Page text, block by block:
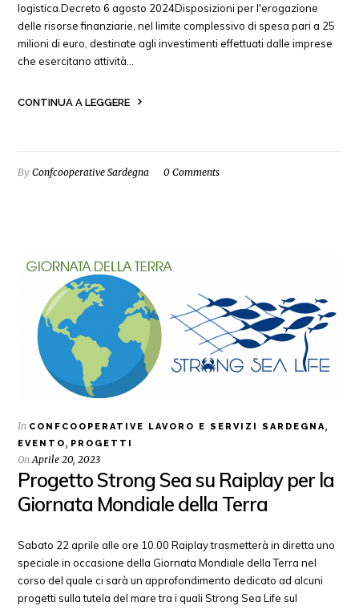
logistica.Decreto 6 agosto 2024Disposizioni per l'erogazione
delle risorse finanziarie, nel limite complessivo di spesa pari a 25
milioni di euro, destinate agli investimenti effettuati dalle imprese
che esercitano attività…
CONTINUA A LEGGERE
ByConfcooperative Sardegna 0 Comments
In CONFCOOPERATIVE LAVORO E SERVIZI SARDEGNA,
EVENTO, PROGETTI
OnAprile 20, 2023
Progetto Strong Sea su Raiplay per la
Giornata Mondiale della Terra
Sabato 22 aprile alle ore 10.00 Raiplay trasmetterà in diretta uno
speciale in occasione della Giornata Mondiale della Terra nel
corso del quale ci sarà un approfondimento dedicato ad alcuni
progetti sulla tutela del mare tra i quali Strong Sea Life sul